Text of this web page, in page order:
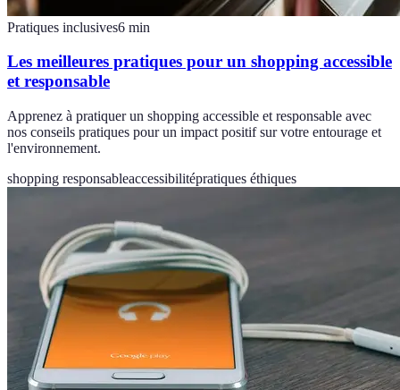
Pratiques inclusives6 min
Les meilleures pratiques pour un shopping accessible
et responsable
Apprenez à pratiquer un shopping accessible et responsable avec
nos conseils pratiques pour un impact positif sur votre entourage et
l'environnement.
shopping responsableaccessibilitépratiques éthiques